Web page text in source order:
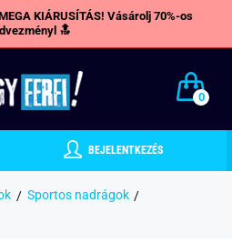
KIÁRUSÍTÁS! Vásárolj 70%-os
🔝
0
BEJELENTKEZÉS
Sportos nadrágok